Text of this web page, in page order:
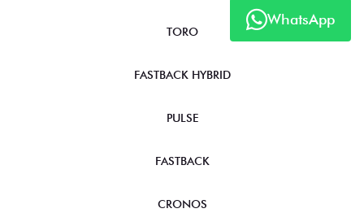
WhatsApp
TORO
FASTBACK HYBRID
PULSE
FASTBACK
CRONOS